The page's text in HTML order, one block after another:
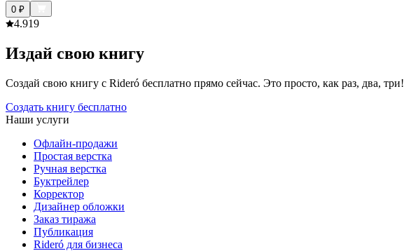
0 ₽
4.919
Издай свою книгу
Создай свою книгу с Rideró бесплатно прямо сейчас. Это просто, как раз, два, три!
Создать книгу бесплатно
Наши услуги
Офлайн-продажи
Простая верстка
Ручная верстка
Буктрейлер
Корректор
Дизайнер обложки
Заказ тиража
Публикация
Rideró для бизнеса